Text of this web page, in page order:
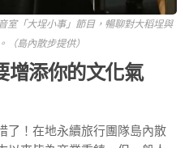
室「大埕小事」節目，暢聊對大稻埕與
（島內散步提供）
增添你的文化氣
了！在地永續旅行團隊島內散